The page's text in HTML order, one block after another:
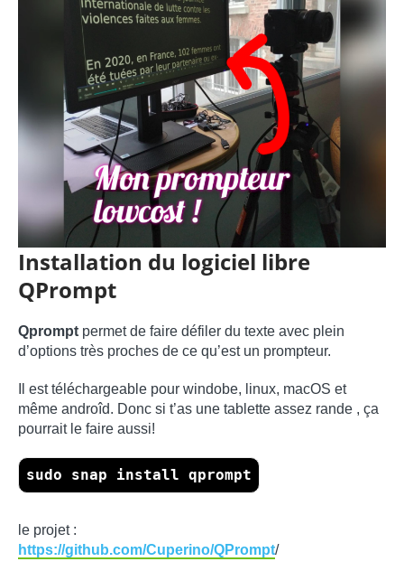
Installation du logiciel libre
QPrompt
Qprompt permet de faire défiler du texte avec plein
d’options très proches de ce qu’est un prompteur.
Il est téléchargeable pour windobe, linux, macOS et
même androîd. Donc si t’as une tablette assez rande , ça
pourrait le faire aussi!
sudo snap install qprompt
le projet :
https://github.com/Cuperino/QPrompt/